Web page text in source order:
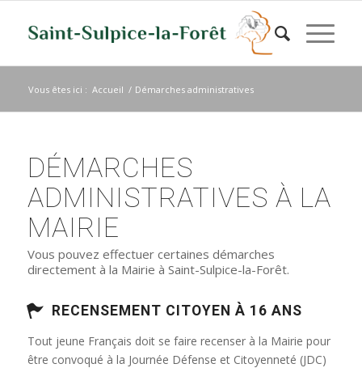
Vous êtes ici : Accueil / Démarches administratives
DÉMARCHES
ADMINISTRATIVES À LA
MAIRIE
Vous pouvez effectuer certaines démarches
directement à la Mairie à Saint-Sulpice-la-Forêt.
RECENSEMENT CITOYEN À 16 ANS
Tout jeune Français doit se faire recenser à la Mairie pour
être convoqué à la Journée Défense et Citoyenneté (JDC)